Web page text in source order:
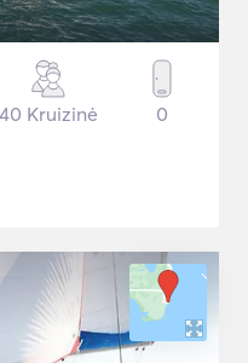
40 Kruizinė 0